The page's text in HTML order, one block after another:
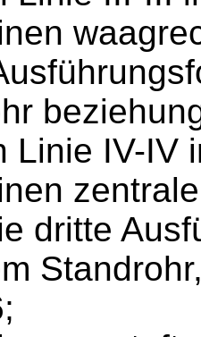
Linie IV-IV
dritte